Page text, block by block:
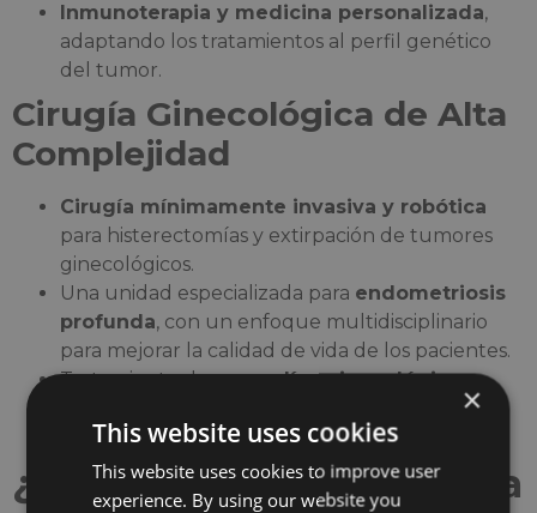
Inmunoterapia y medicina personalizada,
adaptando los tratamientos al perfil genético
del tumor.
Cirugía Ginecológica de Alta
Complejidad
Cirugía mínimamente invasiva y robótica
para histerectomías y extirpación de tumores
ginecológicos.
Una unidad especializada para endometriosis
profunda, con un enfoque multidisciplinario
para mejorar la calidad de vida de los pacientes.
Tratamiento deanomalías ginecológicas
especialistas en medicina reproductiva.
¿Por qué elegir Barcelona
×
This website uses cookies
This website uses cookies to improve user
experience. By using our website you